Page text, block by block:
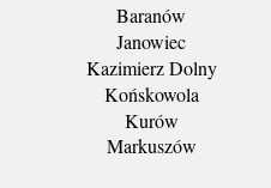
Baranów
Janowiec
Kazimierz Dolny
Końskowola
Kurów
Markuszów